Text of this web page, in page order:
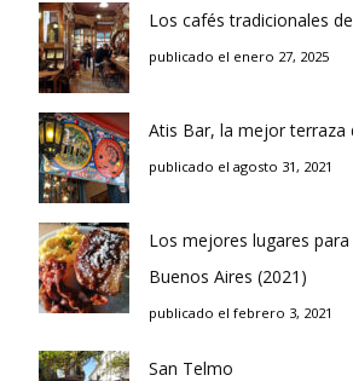
Los cafés tradicionales
publicado el enero 27, 2025
Atis Bar, la mejor terraza
publicado el agosto 31, 2021
Los mejores lugares
Buenos Aires (2021)
publicado el febrero 3, 2021
San Telmo